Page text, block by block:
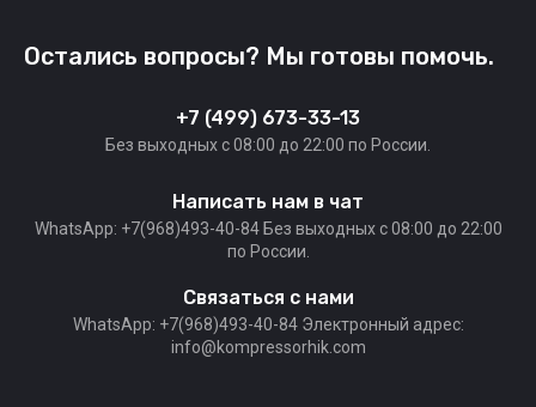
Остались вопросы? Мы готовы помочь.
+7 (499) 673-33-13
Без выходных c 08:00 до 22:00 по России.
Написать нам в чат
WhatsApp: +7(968)493-40-84 Без выходных c 08:00 до 22:00
по России.
Связаться с нами
WhatsApp: +7(968)493-40-84 Электронный адрес:
info@kompressorhik.com